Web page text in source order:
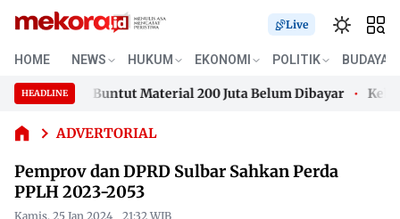
Live
HOME NEWS HUKUM EKONOMI POLITIK BUDAYA
HEADLINE
Mamuju Buntut Material 200 Juta Belum Dibayar
Mamuju Buntut Material 200 Juta Belum Dibayar
ADVERTORIAL
Pemprov
DPRD
Sahkan
PPLH
2023-
Pemprov dan DPRD Sulbar Sahkan Perda
PPLH 2023-2053
Kamis, 25 Jan 2024 21:32 WIB